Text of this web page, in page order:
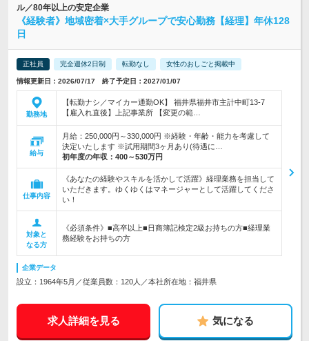
ル／80年以上の安定企業
《経験者》地域密着×大手グループで安心勤務【経理】年休128
日
正社員 完全週休2日制 転勤なし 女性のおしごと掲載中
情報更新日：2026/07/17 終了予定日：2027/01/07
勤務地
【転勤ナシ／マイカー通勤OK】 福井県福井市主計中町13-7
【雇入れ直後】上記事業所 【変更の範…
給与
月給：250,000円～330,000円 ※経験・年齢・能力を考慮して
決定いたします ※試用期間3ヶ月あり(待遇に…
初年度の年収： 400～530万円
仕事内容
《あなたの経験やスキルを活かして活躍》経理業務を担当して
いただきます。ゆくゆくはマネージャーとして活躍してくださ
い！
対象と
なる方
《必須条件》■高卒以上■日商簿記検定2級お持ちの方■経理業
務経験をお持ちの方
企業データ
設立：1964年5月／従業員数：120人／本社所在地：福井県
求人詳細を見る 気になる